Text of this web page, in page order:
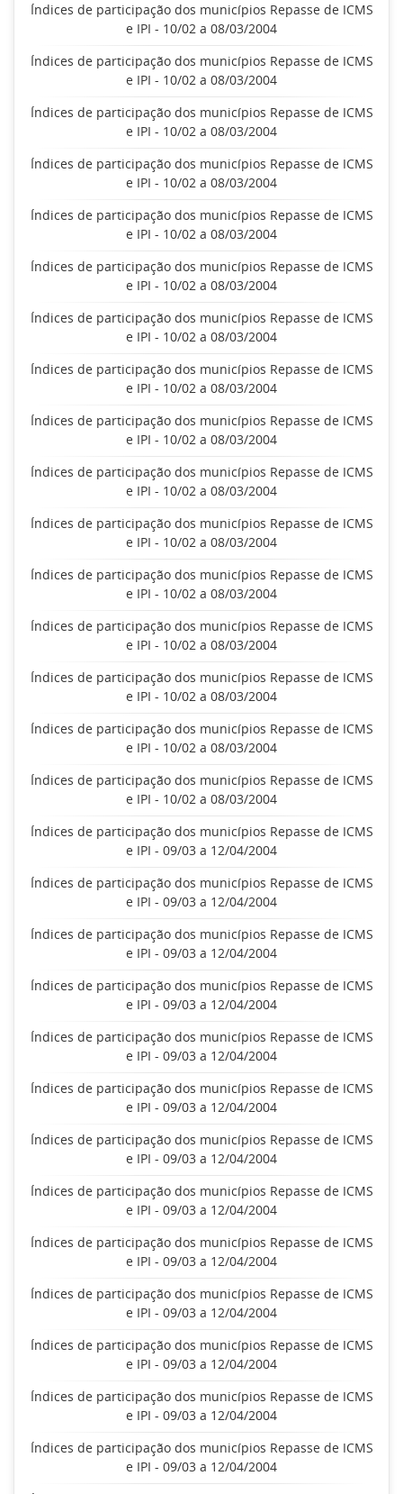
Índices de participação dos municípios Repasse de ICMS
e IPI - 10/02 a 08/03/2004
Índices de participação dos municípios Repasse de ICMS
e IPI - 10/02 a 08/03/2004
Índices de participação dos municípios Repasse de ICMS
e IPI - 10/02 a 08/03/2004
Índices de participação dos municípios Repasse de ICMS
e IPI - 10/02 a 08/03/2004
Índices de participação dos municípios Repasse de ICMS
e IPI - 10/02 a 08/03/2004
Índices de participação dos municípios Repasse de ICMS
e IPI - 10/02 a 08/03/2004
Índices de participação dos municípios Repasse de ICMS
e IPI - 10/02 a 08/03/2004
Índices de participação dos municípios Repasse de ICMS
e IPI - 10/02 a 08/03/2004
Índices de participação dos municípios Repasse de ICMS
e IPI - 10/02 a 08/03/2004
Índices de participação dos municípios Repasse de ICMS
e IPI - 10/02 a 08/03/2004
Índices de participação dos municípios Repasse de ICMS
e IPI - 10/02 a 08/03/2004
Índices de participação dos municípios Repasse de ICMS
e IPI - 10/02 a 08/03/2004
Índices de participação dos municípios Repasse de ICMS
e IPI - 10/02 a 08/03/2004
Índices de participação dos municípios Repasse de ICMS
e IPI - 10/02 a 08/03/2004
Índices de participação dos municípios Repasse de ICMS
e IPI - 10/02 a 08/03/2004
Índices de participação dos municípios Repasse de ICMS
e IPI - 10/02 a 08/03/2004
Índices de participação dos municípios Repasse de ICMS
e IPI - 09/03 a 12/04/2004
Índices de participação dos municípios Repasse de ICMS
e IPI - 09/03 a 12/04/2004
Índices de participação dos municípios Repasse de ICMS
e IPI - 09/03 a 12/04/2004
Índices de participação dos municípios Repasse de ICMS
e IPI - 09/03 a 12/04/2004
Índices de participação dos municípios Repasse de ICMS
e IPI - 09/03 a 12/04/2004
Índices de participação dos municípios Repasse de ICMS
e IPI - 09/03 a 12/04/2004
Índices de participação dos municípios Repasse de ICMS
e IPI - 09/03 a 12/04/2004
Índices de participação dos municípios Repasse de ICMS
e IPI - 09/03 a 12/04/2004
Índices de participação dos municípios Repasse de ICMS
e IPI - 09/03 a 12/04/2004
Índices de participação dos municípios Repasse de ICMS
e IPI - 09/03 a 12/04/2004
Índices de participação dos municípios Repasse de ICMS
e IPI - 09/03 a 12/04/2004
Índices de participação dos municípios Repasse de ICMS
e IPI - 09/03 a 12/04/2004
Índices de participação dos municípios Repasse de ICMS
e IPI - 09/03 a 12/04/2004